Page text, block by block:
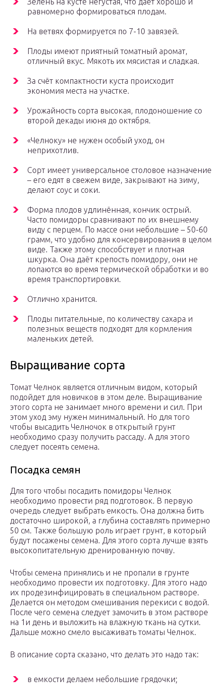
равномерно формироваться плодам.
На ветвях формируется по 7-10 завязей.
Плоды имеют приятный томатный аромат,
отличный вкус. Мякоть их мясистая и сладкая.
За счёт компактности куста происходит
экономия места на участке.
Урожайность сорта высокая, плодоношение со
второй декады июня до октября.
«Челноку» не нужен особый уход, он
неприхотлив.
Сорт имеет универсальное столовое назначение
– его едят в свежем виде, закрывают на зиму,
делают соус и соки.
Форма плодов удлинённая, кончик острый.
Часто помидоры сравнивают по их внешнему
виду с перцем. По массе они небольшие – 50-60
грамм, что удобно для консервирования в целом
виде. Также этому способствует и плотная
шкурка. Она даёт крепость помидору, они не
лопаются во время термической обработки и во
время транспортировки.
Отлично хранится.
Плоды питательные, по количеству сахара и
полезных веществ подходят для кормления
маленьких детей.
Выращивание сорта
Томат Челнок является отличным видом, который
подойдет для новичков в этом деле. Выращивание
этого сорта не занимает много времени и сил. При
этом уход эму нужен минимальный. Но для того
чтобы высадить Челночок в открытый грунт
необходимо сразу получить рассаду. А для этого
следует посеять семена.
Посадка семян
Для того чтобы посадить помидоры Челнок
необходимо провести ряд подготовок. В первую
очередь следует выбрать емкость. Она должна бить
достаточно широкой, а глубина составлять примерно
50 см. Также большую роль играет грунт, в который
будут посажены семена. Для этого сорта лучше взять
высокопитательную дренированную почву.
Чтобы семена принялись и не пропали в грунте
необходимо провести их подготовку. Для этого надо
их продезинфицировать в специальном растворе.
Делается он методом смешивания перекиси с водой.
После чего семена следует замочить в этом растворе
на 1и день и выложить на влажную ткань на сутки.
Дальше можно смело высаживать томаты Челнок.
В описание сорта сказано, что делать это надо так:
в емкости делаем небольшие грядочки;